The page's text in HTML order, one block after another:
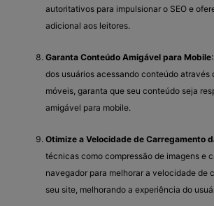
autoritativos para impulsionar o SEO e
adicional aos leitores.
Garanta Conteúdo Amigável para Mobile
dos usuários acessando conteúdo através
móveis, garanta que seu conteúdo seja
amigável para mobile.
Otimize a Velocidade de Carregamento
técnicas como compressão de imagens e
navegador para melhorar a velocidade de
seu site, melhorando a experiência do